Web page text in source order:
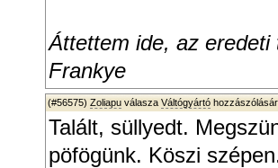
Áttettem ide, az eredeti
Frankye
(#56575) Zoliapu válasza Váltógyártó
Talált, süllyedt.
pöfögünk. Köszi